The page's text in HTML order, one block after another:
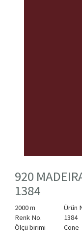
920
1384
2000 m
Ürün
Renk No.
1384
Ölçü birimi
Cone